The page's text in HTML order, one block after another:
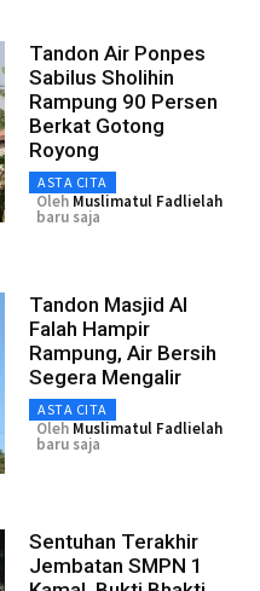
Tandon Air Ponpes
Sabilus Sholihin
Rampung 90 Persen
Berkat Gotong
Royong
ASTA CITA
Oleh Muslimatul Fadlielah
baru saja
Tandon Masjid Al
Falah Hampir
Rampung, Air Bersih
Segera Mengalir
ASTA CITA
Oleh Muslimatul Fadlielah
baru saja
Sentuhan Terakhir
Jembatan SMPN 1